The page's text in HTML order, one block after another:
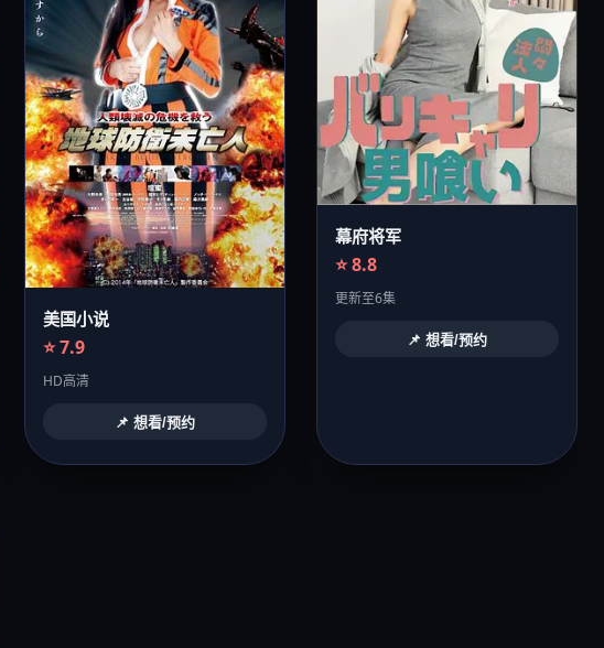
美国小说
⭐ 7.9
HD高清
📌 想看/预约
幕府将军
⭐ 8.8
更新至6集
📌 想看/预约